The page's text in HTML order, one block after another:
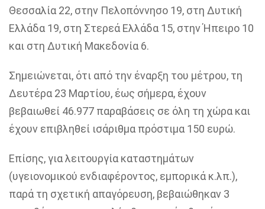
Θεσσαλία 22, στην Πελοπόννησο 19, στη Δυτική
Ελλάδα 19, στη Στερεά Ελλάδα 15, στην Ήπειρο 10
και στη Δυτική Μακεδονία 6.
Σημειώνεται, ότι από την έναρξη του μέτρου, τη
Δευτέρα 23 Μαρτίου, έως σήμερα, έχουν
βεβαιωθεί 46.977 παραβάσεις σε όλη τη χώρα και
έχουν επιβληθεί ισάριθμα πρόστιμα 150 ευρώ.
Επίσης, για λειτουργία καταστημάτων
(υγειονομικού ενδιαφέροντος, εμπορικά κ.λπ.),
παρά τη σχετική απαγόρευση, βεβαιώθηκαν 3